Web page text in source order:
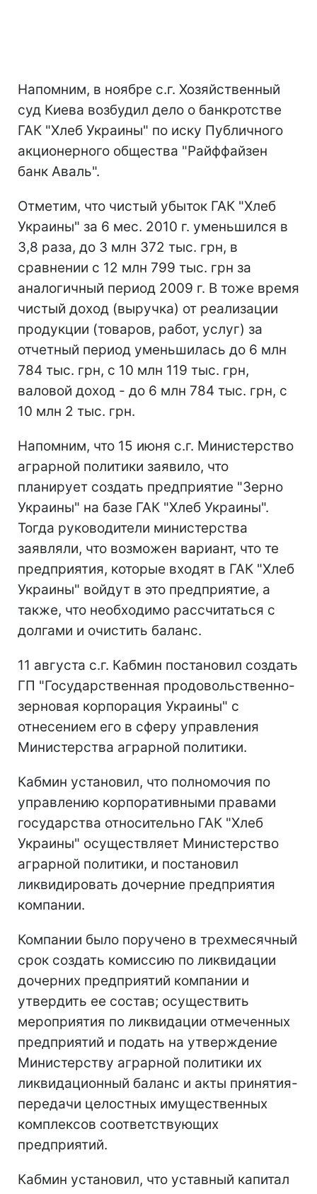
Напомним, в ноябре с.г. Хозяйственный
суд Киева возбудил дело о банкротстве
ГАК "Хлеб Украины" по иску Публичного
акционерного общества "Райффайзен
банк Аваль".
Отметим, что чистый убыток ГАК "Хлеб
Украины" за 6 мес. 2010 г. уменьшился в
3,8 раза, до 3 млн 372 тыс. грн, в
сравнении с 12 млн 799 тыс. грн за
аналогичный период 2009 г. В тоже время
чистый доход (выручка) от реализации
продукции (товаров, работ, услуг) за
отчетный период уменьшилась до 6 млн
784 тыс. грн, с 10 млн 119 тыс. грн,
валовой доход - до 6 млн 784 тыс. грн, с
10 млн 2 тыс. грн.
Напомним, что 15 июня с.г. Министерство
аграрной политики заявило, что
планирует создать предприятие "Зерно
Украины" на базе ГАК "Хлеб Украины".
Тогда руководители министерства
заявляли, что возможен вариант, что те
предприятия, которые входят в ГАК "Хлеб
Украины" войдут в это предприятие, а
также, что необходимо рассчитаться с
долгами и очистить баланс.
11 августа с.г. Кабмин постановил создать
ГП "Государственная продовольственно-
зерновая корпорация Украины" с
отнесением его в сферу управления
Министерства аграрной политики.
Кабмин установил, что полномочия по
управлению корпоративными правами
государства относительно ГАК "Хлеб
Украины" осуществляет Министерство
аграрной политики, и постановил
ликвидировать дочерние предприятия
компании.
Компании было поручено в трехмесячный
срок создать комиссию по ликвидации
дочерних предприятий компании и
утвердить ее состав; осуществить
мероприятия по ликвидации отмеченных
предприятий и подать на утверждение
Министерству аграрной политики их
ликвидационный баланс и акты принятия-
передачи целостных имущественных
комплексов соответствующих
предприятий.
Кабмин установил, что уставный капитал